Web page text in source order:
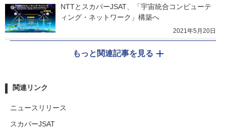
NTTとスカパーJSAT、「宇宙統合コンピューテ
ィング・ネットワーク」構築へ
2021年5月20日
もっと関連記事を見る
関連リンク
ニュースリリース
スカパーJSAT